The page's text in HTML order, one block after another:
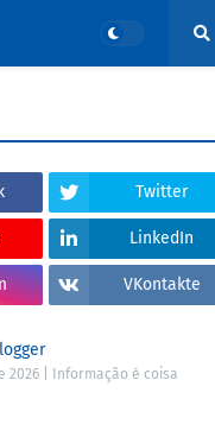
Twitter
LinkedIn
VKontakte
2026 | Informação é coisa